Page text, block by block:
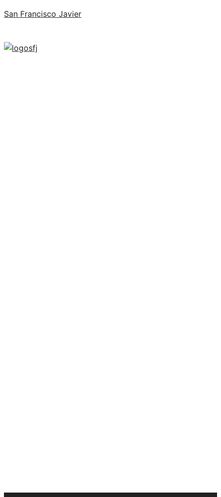
San Francisco Javier